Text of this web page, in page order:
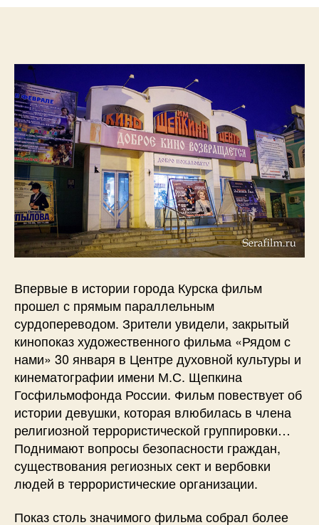
Впервые в истории города Курска фильм
прошел с прямым параллельным
сурдопереводом. Зрители увидели, закрытый
кинопоказ художественного фильма «Рядом с
нами» 30 января в Центре духовной культуры и
кинематографии имени М.С. Щепкина
Госфильмофонда России. Фильм повествует об
истории девушки, которая влюбилась в члена
религиозной террористической группировки…
Поднимают вопросы безопасности граждан,
существования региозных сект и вербовки
людей в террористические организации.
Показ столь значимого фильма собрал более